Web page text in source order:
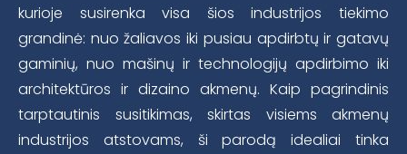
kurioje susirenka visa šios industrijos tiekimo
grandinė: nuo žaliavos iki pusiau apdirbtų ir gatavų
gaminių, nuo mašinų ir technologijų apdirbimo iki
architektūros ir dizaino akmenų. Kaip pagrindinis
tarptautinis susitikimas, skirtas visiems akmenų
industrijos atstovams, ši parodą idealiai tinka